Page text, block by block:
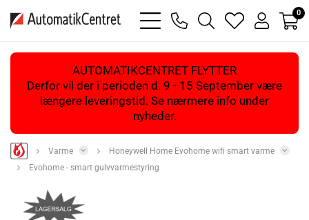
bars
light
phone
magnifying
glass
heart
light
user
light
0
AUTOMATIKCENTRET FLYTTER
Derfor vil der i perioden d. 9 - 15 September være
længere leveringstid. Se nærmere info under
nyheder.
Varme
Honeywell Home Evohome wifi smart varme
Evohome - smart gulvvarmestyring